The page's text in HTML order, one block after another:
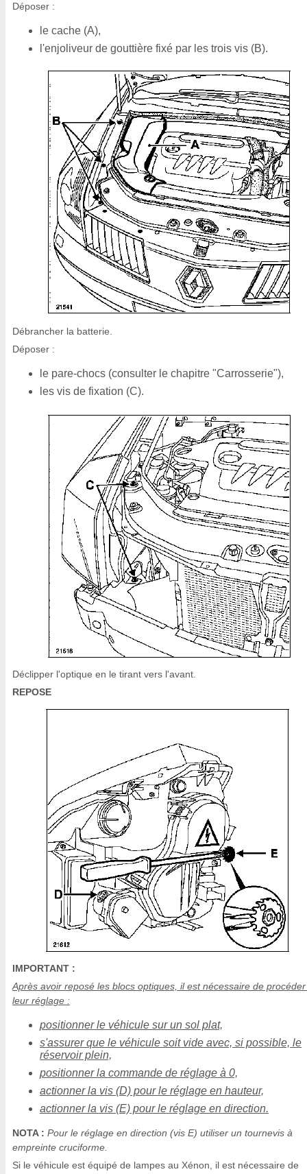
Déposer :
le cache (A),
l'enjoliveur de gouttière fixé par les trois vis (B).
Débrancher la batterie.
Déposer :
le pare-chocs (consulter le chapitre "Carrosserie"),
les vis de fixation (C).
Déclipper l'optique en le tirant vers l'avant.
REPOSE
IMPORTANT :
Après avoir reposé les blocs optiques, il est nécessaire de
leur réglage :
positionner le véhicule sur un sol plat,
s'assurer que le véhicule soit vide avec, si possible, le
réservoir plein,
positionner la commande de réglage à 0,
actionner la vis (D) pour le réglage en hauteur,
actionner la vis (E) pour le réglage en direction.
NOTA : Pour le réglage en direction (vis E) utiliser un tournevis à
empreinte cruciforme.
Si le véhicule est équipé de lampes au Xénon, il est nécessaire de